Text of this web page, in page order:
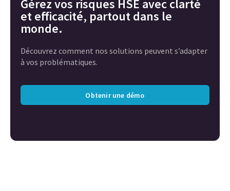
Gérez vos risques HSE avec clarté
et efficacité, partout dans le
monde.
Découvrez comment nos solutions peuvent s’adapter
à vos problématiques.
Obtenir une démo